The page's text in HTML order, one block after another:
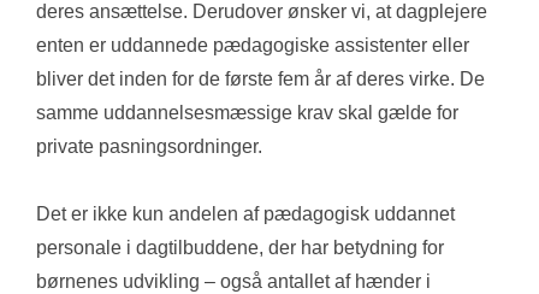
deres ansættelse. Derudover ønsker vi, at dagplejere
enten er uddannede pædagogiske assistenter eller
bliver det inden for de første fem år af deres virke. De
samme uddannelsesmæssige krav skal gælde for
private pasningsordninger.
Det er ikke kun andelen af pædagogisk uddannet
personale i dagtilbuddene, der har betydning for
børnenes udvikling – også antallet af hænder i